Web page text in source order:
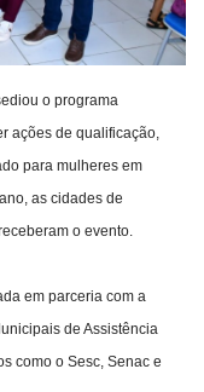
o programa
ações de qualificação,
para mulheres em
as cidades de
o evento.
em parceria com a
de Assistência
como o Sesc, Senac e